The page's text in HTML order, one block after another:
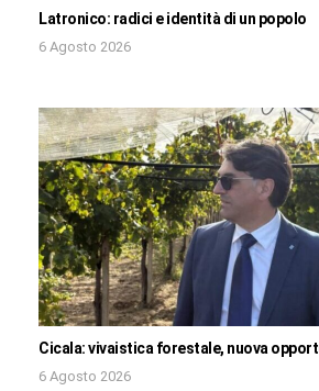
Latronico: radici e identità di un popolo
6 Agosto 2026
Cicala: vivaistica forestale, nuova
6 Agosto 2026